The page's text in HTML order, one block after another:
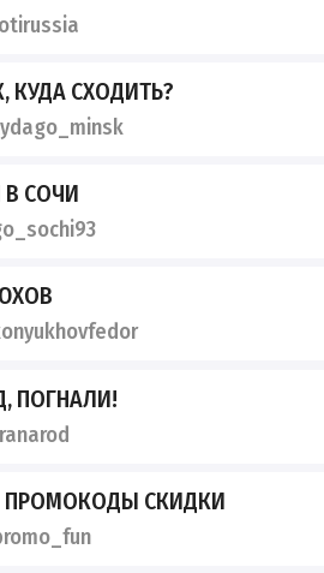
КУДА СХОДИТЬ?
В СОЧИ
ПОГНАЛИ!
- ПРОМОКОДЫ СКИДКИ